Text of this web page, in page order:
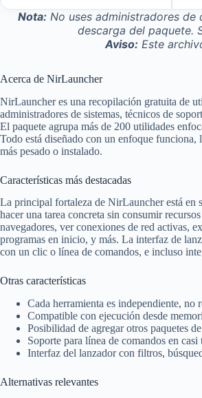
Nota: No uses administradores
descarga del paquete.
Aviso: Este
Acerca de NirLauncher
NirLauncher es una recopilación gratuita de
administradores de sistemas, técnicos de
El paquete agrupa más de 200 utilidades
Todo está diseñado con un enfoque
más pesado o instalado.
Características más destacadas
La principal fortaleza de NirLauncher está en
hacer una tarea concreta sin consumir
navegadores, ver conexiones de red activas,
programas en inicio, y más. La interfaz de
con un clic o línea de comandos, e incluso
Otras características
Cada herramienta es independiente,
Compatible con ejecución desde
Posibilidad de agregar otros paquetes
Soporte para línea de comandos en casi
Interfaz del lanzador con filtros,
Alternativas relevantes